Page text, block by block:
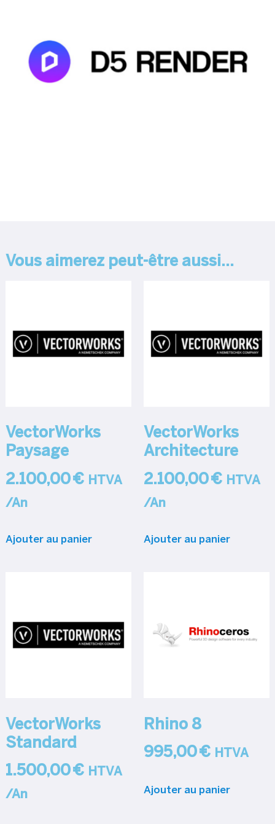
Vous aimerez peut-être aussi…
VectorWorks
Paysage
2.100,00€ HTVA
/An
Ajouter au panier
VectorWorks
Architecture
2.100,00€ HTVA
/An
Ajouter au panier
VectorWorks
Standard
1.500,00€ HTVA
/An
Rhino 8
995,00€ HTVA
Ajouter au panier